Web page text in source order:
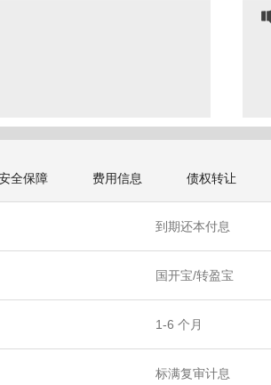
全保障 费用信息 债权转让
到期还本付息
国开宝/转盈宝
1-6 个月
标满复审计息